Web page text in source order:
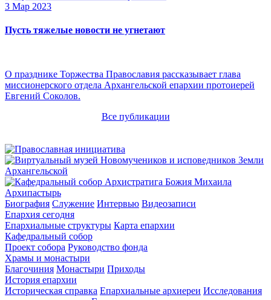
3 Мар 2023
Пусть тяжелые новости не угнетают
О празднике Торжества Православия рассказывает глава
миссионерского отдела Архангельской епархии протоиерей
Евгений Соколов.
Все публикации
Архипастырь
Биография Служение Интервью Видеозаписи
Епархия сегодня
Епархиальные структуры Карта епархии
Кафедральный собор
Проект собора Руководство фонда
Храмы и монастыри
Благочиния Монастыри Приходы
История епархии
Историческая справка Епархиальные архиереи Исследования